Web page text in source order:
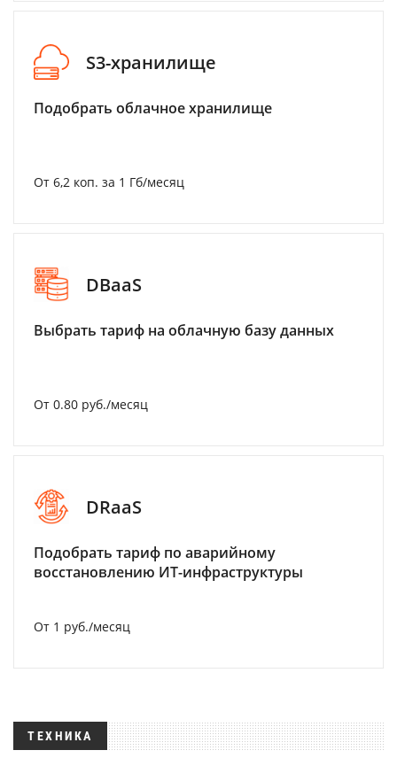
S3-хранилище
Подобрать облачное хранилище
От 6,2 коп. за 1 Гб/месяц
DBaaS
Выбрать тариф на облачную базу данных
От 0.80 руб./месяц
DRaaS
Подобрать тариф по аварийному
восстановлению ИТ-инфраструктуры
От 1 руб./месяц
ТЕХНИКА